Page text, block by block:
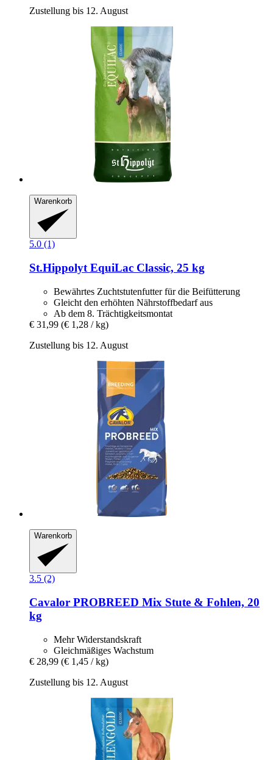
Zustellung bis 12. August
Warenkorb
5.0 (1)
St.Hippolyt EquiLac Classic, 25 kg
Bewährtes Zuchtstutenfutter für die Beifütterung
Gleicht den erhöhten Nährstoffbedarf aus
Ab dem 8. Trächtigkeitsmontat
€ 31,99 (€ 1,28 / kg)
Zustellung bis 12. August
Warenkorb
3.5 (2)
Cavalor PROBREED Mix Stute & Fohlen, 20
kg
Mehr Widerstandskraft
Gleichmäßiges Wachstum
€ 28,99 (€ 1,45 / kg)
Zustellung bis 12. August